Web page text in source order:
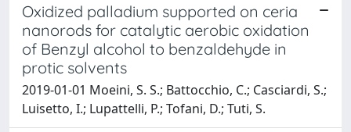
Oxidized palladium supported on ceria
nanorods for catalytic aerobic oxidation
of Benzyl alcohol to benzaldehyde in
protic solvents
2019-01-01 Moeini, S. S.; Battocchio, C.; Casciardi, S.;
Luisetto, I.; Lupattelli, P.; Tofani, D.; Tuti, S.